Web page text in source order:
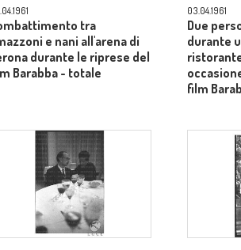
tra
e nani all'arena di
durante le riprese del
Barabba - totale
03.04.1961
Due
durante
film